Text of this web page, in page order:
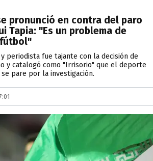
pronunció en contra del paro
Tapia: "Es un problema de
periodista fue tajante con la decisión de
y catalogó como "Irrisorio" que el deporte
pare por la investigación.